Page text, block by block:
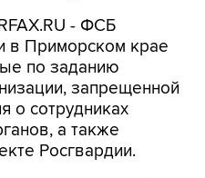
- ФСБ
в Приморском крае
по заданию
запрещенной
о сотрудниках
а также
Росгвардии.